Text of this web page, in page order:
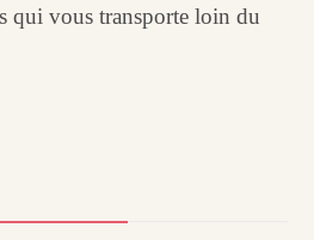
qui vous transporte loin du